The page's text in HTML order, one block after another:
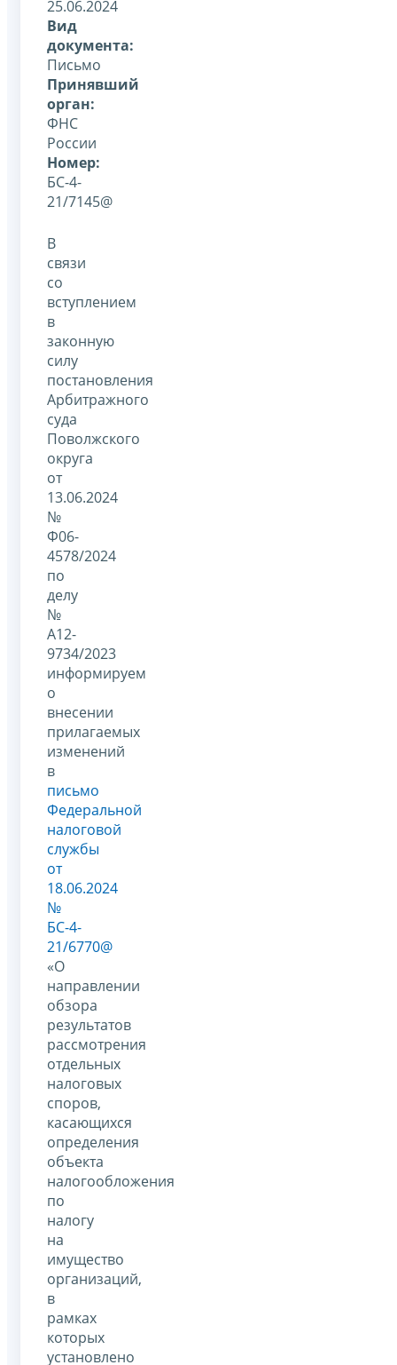
25.06.2024
Вид
документа:
Письмо
Принявший
орган:
ФНС
России
Номер:
БС-4-
21/7145@
В
связи
со
вступлением
в
законную
силу
постановления
Арбитражного
суда
Поволжского
округа
от
13.06.2024
№
Ф06-
4578/2024
по
делу
№
А12-
9734/2023
информируем
о
внесении
прилагаемых
изменений
в
письмо
Федеральной
налоговой
службы
от
18.06.2024
№
БС-4-
21/6770@
«О
направлении
обзора
результатов
рассмотрения
отдельных
налоговых
споров,
касающихся
определения
объекта
налогообложения
по
налогу
на
имущество
организаций,
в
рамках
которых
установлено